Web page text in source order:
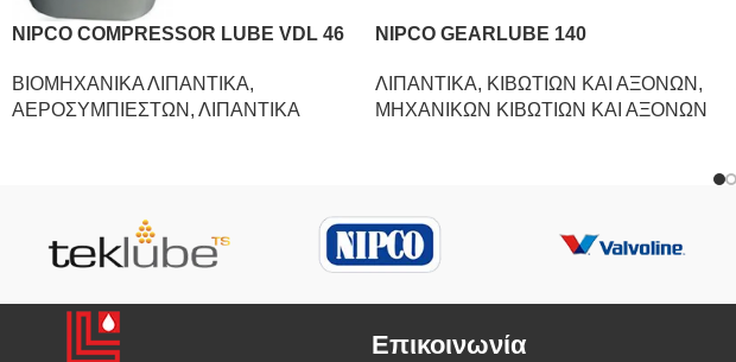
NIPCO COMPRESSOR LUBE VDL 46
ΒΙΟΜΗΧΑΝΙΚΑ ΛΙΠΑΝΤΙΚΑ,
ΑΕΡΟΣΥΜΠΙΕΣΤΩΝ , ΛΙΠΑΝΤΙΚΑ
NIPCO GEARLUBE 140
ΛΙΠΑΝΤΙΚΑ, ΚΙΒΩΤΙΩΝ ΚΑΙ ΑΞΟΝΩΝ ,
ΜΗΧΑΝΙΚΩΝ ΚΙΒΩΤΙΩΝ ΚΑΙ ΑΞΟΝΩΝ
Επικοινωνία